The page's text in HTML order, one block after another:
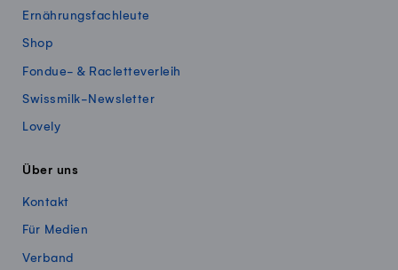
Ernährungsfachleute
Shop
Fondue- & Racletteverleih
Swissmilk-Newsletter
Lovely
Über uns
Kontakt
Für Medien
Verband